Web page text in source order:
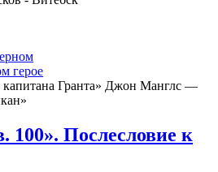
герое
капитана Гранта» Джон Манглс —
100». Послесловие к